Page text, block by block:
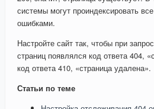
системы могут проиндексировать
ошибками.
Настройте сайт так, чтобы при
страниц появлялся код ответа 404,
код ответа 410, «страница удалена».
Статьи по теме